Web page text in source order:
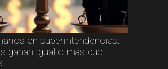
en superintendencias:
ganan igual o más que